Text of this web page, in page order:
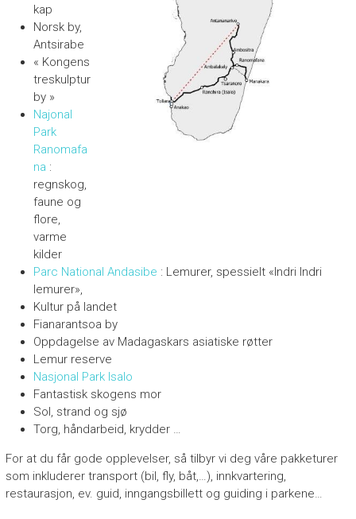
kap
Norsk by,
Antsirabe
« Kongens
treskulptur
by »
Najonal
Park
Ranomafa
na :
regnskog,
faune og
flore,
varme
kilder
Parc National Andasibe : Lemurer, spessielt «Indri Indri
lemurer»,
Kultur på landet
Fianarantsoa by
Oppdagelse av Madagaskars asiatiske røtter
Lemur reserve
Nasjonal Park Isalo
Fantastisk skogens mor
Sol, strand og sjø
Torg, håndarbeid, krydder …
For at du får gode opplevelser, så tilbyr vi deg våre pakketurer
som inkluderer transport (bil, fly, båt,…), innkvartering,
restaurasjon, ev. guid, inngangsbillett og guiding i parkene…